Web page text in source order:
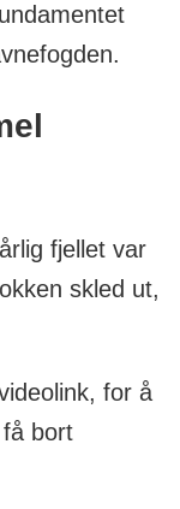
fjellet var
skled ut,
for å
bort